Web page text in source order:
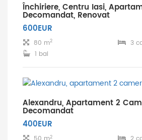
Închiriere, Centru Iasi,
Decomandat, Renovat
600EUR
80 m2
3
1 bai
Alexandru, Apartament 2
Decomandat
400EUR
2